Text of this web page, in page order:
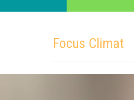
Focus Climat